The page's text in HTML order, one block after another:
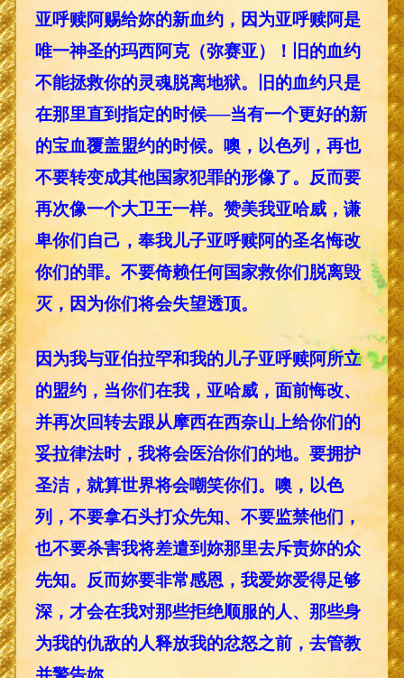
亚呼赎阿赐给妳的新血约，因为亚呼赎阿是
唯一神圣的玛西阿克（弥赛亚）！旧的血约
不能拯救你的灵魂脱离地狱。旧的血约只是
在那里直到指定的时候──当有一个更好的新
的宝血覆盖盟约的时候。噢，以色列，再也
不要转变成其他国家犯罪的形像了。反而要
再次像一个大卫王一样。赞美我亚哈威，谦
卑你们自己，奉我儿子亚呼赎阿的圣名悔改
你们的罪。不要倚赖任何国家救你们脱离毁
灭，因为你们将会失望透顶。
因为我与亚伯拉罕和我的儿子亚呼赎阿所立
的盟约，当你们在我，亚哈威，面前悔改、
并再次回转去跟从摩西在西奈山上给你们的
妥拉律法时，我将会医治你们的地。要拥护
圣洁，就算世界将会嘲笑你们。噢，以色
列，不要拿石头打众先知、不要监禁他们，
也不要杀害我将差遣到妳那里去斥责妳的众
先知。反而妳要非常感恩，我爱妳爱得足够
深，才会在我对那些拒绝顺服的人、那些身
为我的仇敌的人释放我的忿怒之前，去管教